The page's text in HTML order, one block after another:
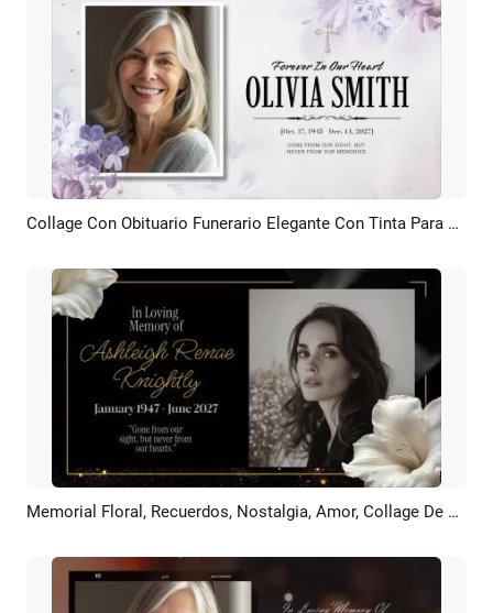
Previsualizar Crear IA Collage Con Obituario Funerario Elegante Con Tinta Para Una Mujer Con Amor. Presentación De Diapositivas.
Previsualizar Personalizar Memorial Floral, Recuerdos, Nostalgia, Amor, Collage De Fotos, Homenaje, Luto, Oro, Presentación De Diapositivas